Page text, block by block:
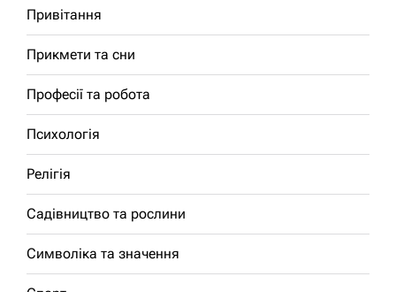
Привітання
Прикмети та сни
Професії та робота
Психологія
Релігія
Садівництво та рослини
Символіка та значення